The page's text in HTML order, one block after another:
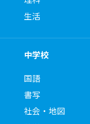
生活
中学校
国語
書写
社会・地図